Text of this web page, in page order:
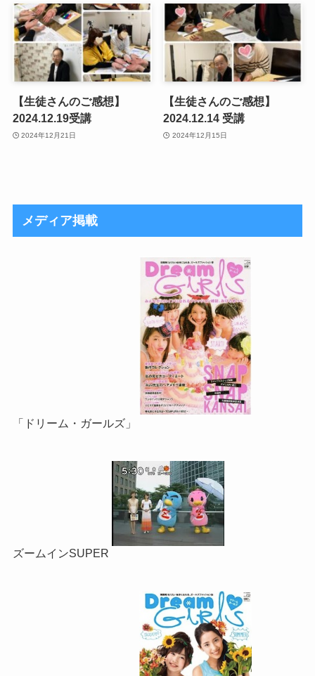
【生徒さんのご感想】
2024.12.19受講
2024年12月21日
【生徒さんのご感想】
2024.12.14 受講
2024年12月15日
メディア掲載
「ドリーム・ガールズ」
ズームインSUPER